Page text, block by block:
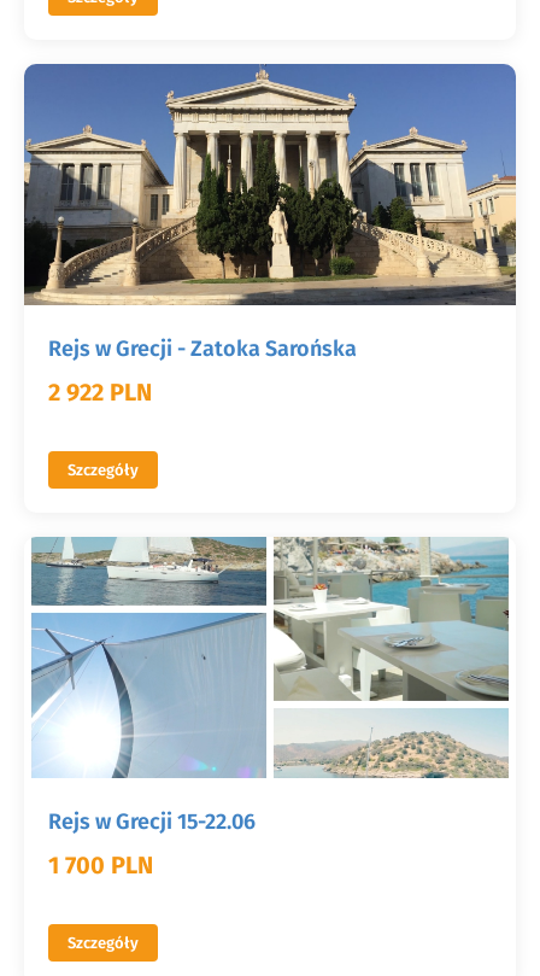
Rejs w Grecji - Zatoka Sarońska
2 922 PLN
Szczegóły
Rejs w Grecji 15-22.06
1 700 PLN
Szczegóły